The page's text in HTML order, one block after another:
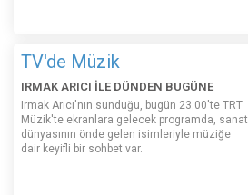
TV'de Müzik
IRMAK ARICI İLE DÜNDEN BUGÜNE
Irmak Arıcı'nın sunduğu, bugün 23.00'te TRT
Müzik'te ekranlara gelecek programda, sanat
dünyasının önde gelen isimleriyle müziğe
dair keyifli bir sohbet var.